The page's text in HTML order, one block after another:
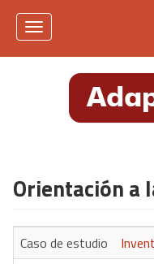
Pasar
Toggle
Orientación a
Caso de estudio